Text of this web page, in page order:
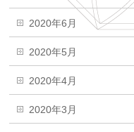
2020年6月
2020年5月
2020年4月
2020年3月